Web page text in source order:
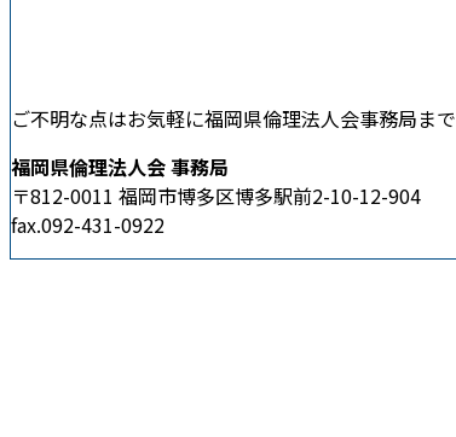
ご不明な点はお気軽に福岡県倫理法人会事務局まで
福岡県倫理法人会 事務局
〒812-0011 福岡市博多区博多駅前2-10-12-904
fax.092-431-0922